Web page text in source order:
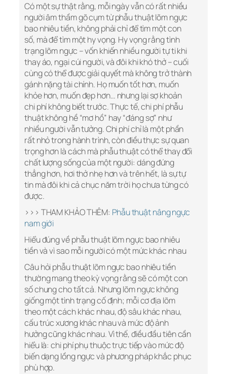
Có một sự thật rằng, mỗi ngày vẫn có rất nhiều
người âm thầm gõ cụm từ phẫu thuật lõm ngực
bao nhiêu tiền, không phải chỉ để tìm một con
số, mà để tìm một hy vọng. Hy vọng rằng tình
trạng lõm ngực – vốn khiến nhiều người tự ti khi
thay áo, ngại cúi người, và đôi khi khó thở – cuối
cùng có thể được giải quyết mà không trở thành
gánh nặng tài chính. Họ muốn tốt hơn, muốn
khỏe hơn, muốn đẹp hơn… nhưng lại sợ khoản
chi phí không biết trước. Thực tế, chi phí phẫu
thuật không hề “mơ hồ” hay “đáng sợ” như
nhiều người vẫn tưởng. Chi phí chỉ là một phần
rất nhỏ trong hành trình, còn điều thực sự quan
trọng hơn là cách mà phẫu thuật có thể thay đổi
chất lượng sống của một người: dáng đứng
thẳng hơn, hơi thở nhẹ hơn và trên hết, là sự tự
tin mà đôi khi cả chục năm trời họ chưa từng có
được.
>>> THAM KHẢO THÊM: Phẫu thuật nâng ngực
nam giới
Hiểu đúng về phẫu thuật lõm ngực bao nhiêu
tiền và vì sao mỗi người có một mức khác nhau
Câu hỏi phẫu thuật lõm ngực bao nhiêu tiền
thường mang theo kỳ vọng rằng sẽ có một con
số chung cho tất cả. Nhưng lõm ngực không
giống một tình trạng cố định; mỗi cơ địa lõm
theo một cách khác nhau, độ sâu khác nhau,
cấu trúc xương khác nhau và mức độ ảnh
hưởng cũng khác nhau. Vì thế, điều đầu tiên cần
hiểu là: chi phí phụ thuộc trực tiếp vào mức độ
biến dạng lồng ngực và phương pháp khắc phục
phù hợp.